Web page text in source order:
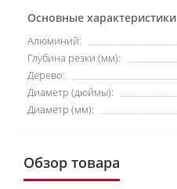
Основные характеристики
Алюминий:
Глубина резки (мм):
Дерево:
Диаметр (дюймы):
Диаметр (мм):
Обзор товара